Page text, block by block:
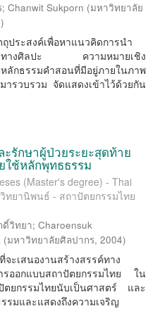
; Chanwit Sukporn (มหาวิทยาลัย
)
ประสงค์เพื่อหาแนวคิดการนำ
าทางศิลปะ ความหมายเชิง
กธรรมคำสอนที่มีอยู่ภายในภาพ
ารวบรวม จัดแสดงเข้าไว้ด้วยกัน
รักษาผู้ป่วยระยะสุดท้าย
ใช้หลักพุทธธรรม
(Master's degree) - Thai
ทยานิพนธ์ - สถาปัตยกรรมไทย
ดิ์วิทยา; Charoensuk
(มหาวิทยาลัยศิลปากร, 2004)
จะเสนองานสร้างสรรค์ทาง
ออกแบบสถาปัตยกรรมไทย ใน
ยกรรมไทยนับเป็นศาสตร์ และ
มและแสดงถึงความเจริญ